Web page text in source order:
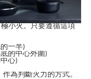
小火。只要遵循這項
一半)
的中心外圍)
心)
為判斷火力的方式。